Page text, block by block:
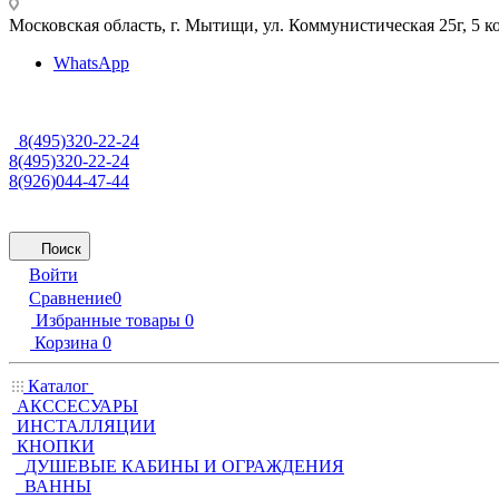
Московская область, г. Мытищи, ул. Коммунистическая 25г, 5
WhatsApp
8(495)320-22-24
8(495)320-22-24
8(926)044-47-44
Поиск
Войти
Сравнение0
Избранные товары 0
Корзина 0
Каталог
АКССЕСУАРЫ
ИНСТАЛЛЯЦИИ
КНОПКИ
ДУШЕВЫЕ КАБИНЫ И ОГРАЖДЕНИЯ
ВАННЫ